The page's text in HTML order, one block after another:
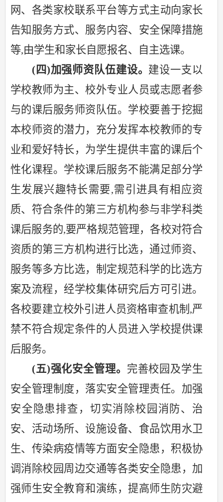
网、各类家校联系平台等方式主动向家长
告知服务方式、服务内容、安全保障措施
等,由学生和家长自愿报名、自主选课。
(四)加强师资队伍建设。 建设一支以
学校教师为主、校外专业人员或志愿者参
与的课后服务师资队伍。学校要善于挖掘
本校师资的潜力，充分发挥本校教师的专
业和爱好特长，为学生提供丰富的课后个
性化课程。 学校课后服务不能满足部分学
生发展兴趣特长需要,需引进具有相应资
质、符合条件的第三方机构参与非学科类
课后服务的,要严格规范管理，各校对符合
资质的第三方机构进行比选，通过师资、
服务等多方比选，制定规范科学的比选方
案及流程，经学校集体研究后方可引进。
各校要建立校外引进人员资格审查机制,严
禁不符合规定条件的人员进入学校提供课
后服务。
(五)强化安全管理。 完善校园及学生
安全管理制度，落实安全管理责任。加强
安全隐患排查，切实消除校园消防、治
安、活动场所、设施设备、食品饮用水卫
生、传染病疫情等方面安全隐患，积极协
调消除校园周边交通等各类安全隐患，加
强师生安全教育和演练，提高师生防灾避